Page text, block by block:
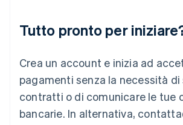
Tutto pronto per
Crea un account e inizia ad
pagamenti senza la necessità
contratti o di comunicare le tue
bancarie. In alternativa,
Lituania
Lussemburgo
Deutsch English
Malaysia
English 简体中文
Malta